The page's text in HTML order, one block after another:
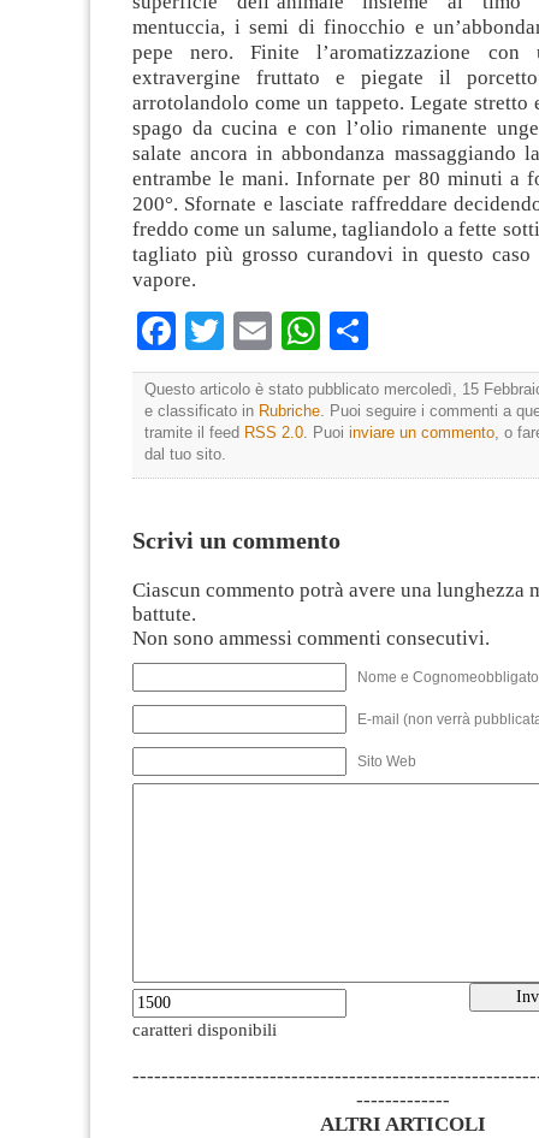
mentuccia, i semi di finocchio e
pepe nero. Finite l’aromatizzazione
extravergine fruttato e piegate il
arrotolandolo come un tappeto. Legate
spago da cucina e con l’olio rimanente
salate ancora in abbondanza massaggiando
entrambe le mani. Infornate per 80 minuti a
200°. Sfornate e lasciate raffreddare
freddo come un salume, tagliandolo a fette
tagliato più grosso curandovi in questo
vapore.
Facebook
TwitterEmailWhatsApp
Questo articolo è stato pubblicato mercoledì, 15
e classificato in Rubriche. Puoi seguire i commenti a
tramite il feed RSS 2.0. Puoi inviare un commento, o
dal tuo sito.
Scrivi un commento
Ciascun commento potrà avere una lunghezza
battute.
Non sono ammessi commenti consecutivi.
Nome e
E-mail (non verrà
Sito Web
caratteri disponibili
-------------
ALTRI ARTICOLI